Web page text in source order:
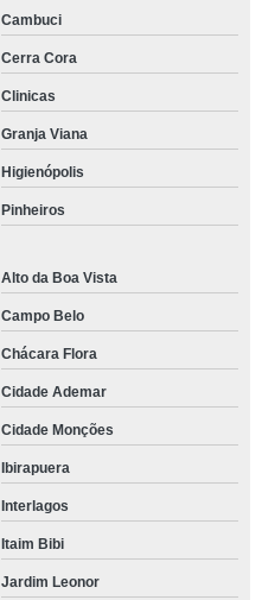
Cambuci
Cerra Cora
Clinicas
Granja Viana
Higienópolis
Pinheiros
Alto da Boa Vista
Campo Belo
Chácara Flora
Cidade Ademar
Cidade Monções
Ibirapuera
Interlagos
Itaim Bibi
Jardim Leonor